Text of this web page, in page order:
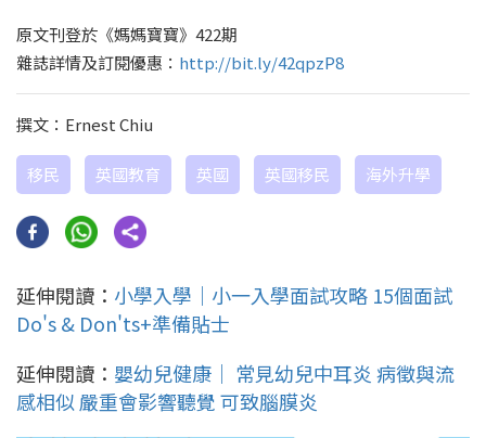
原文刊登於《媽媽寶寶》422期
雜誌詳情及訂閱優惠： http://bit.ly/42qpzP8
撰文：Ernest Chiu
移民 英國教育 英國 英國移民 海外升學
延伸閱讀： 小學入學｜小一入學面試攻略 15個面試
Do's & Don'ts+準備貼士
延伸閱讀： 嬰幼兒健康｜ 常見幼兒中耳炎 病徵與流
感相似 嚴重會影響聽覺 可致腦膜炎